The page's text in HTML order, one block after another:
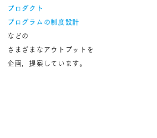
プロダクト
プログラムの制度設計
などの
さまざまなアウトプットを
企画，提案しています。